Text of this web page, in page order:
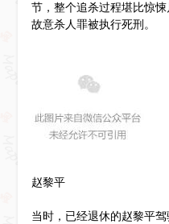
节，整个追杀过程堪比惊
故意杀人罪被执行死刑。
赵黎平
当时，已经退休的赵黎平